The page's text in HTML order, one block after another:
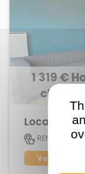
1 319 €
charges
RENNES
Voir le bien